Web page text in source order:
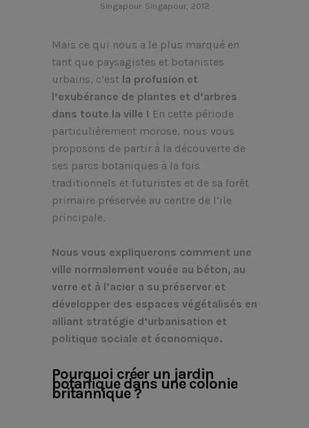
Singapour. Singapour, 2012
Mais ce qui nous a le plus marqué en
tant que paysagistes et botanistes
urbains, c’est la profusion et
l’exubérance de plantes et d’arbres
dans toute la ville ! En cette période
particulièrement morose, nous vous
proposons de partir à la découverte de
ses parcs botaniques à la fois
traditionnels et futuristes et de sa forêt
primaire préservée au centre de l’ile
principale.
Nous vous expliquerons comment une
ville normalement vouée au béton, au
verre et à l’acier a su préserver et
développer des espaces végétalisés en
alliant stratégie d’urbanisation et
politique sociale et économique.
Pourquoi créer un jardin
botanique dans une colonie
britannique ?